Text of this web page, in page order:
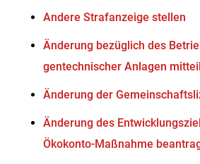
Andere Strafanzeige stellen
Änderung bezüglich des
gentechnischer Anlagen
Änderung der
Änderung des
Ökokonto-Maßnahme